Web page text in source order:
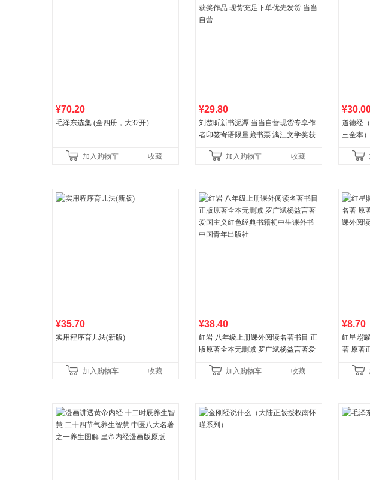
¥70.20
毛泽东选集 (全四册，大32开）
加入购物车 收藏
¥29.80
刘楚昕新书泥潭 当当自营现货专享作
者印签寄语限量藏书票 漓江文学奖获
加入购物车 收藏
道德经
三全本）
¥35.70
实用程序育儿法(新版)
加入购物车 收藏
¥38.40
红岩 八年级上册课外阅读名著书目 正
版原著全本无删减 罗广斌杨益言著爱
国青年出版社加入购物车 收藏
¥8.70
红星照
著 原著